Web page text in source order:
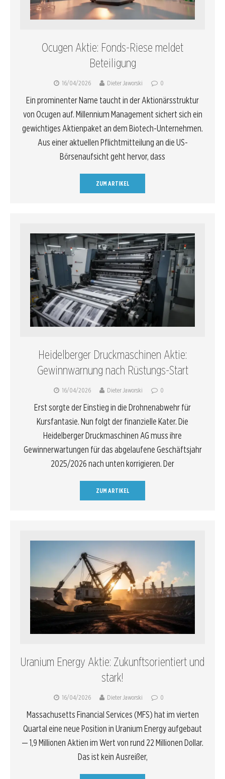
Ocugen Aktie: Fonds-Riese meldet
Beteiligung
16/04/2026 Dieter Jaworski 0
Ein prominenter Name taucht in der Aktionärsstruktur
von Ocugen auf. Millennium Management sichert sich ein
gewichtiges Aktienpaket an dem Biotech-Unternehmen.
Aus einer aktuellen Pflichtmitteilung an die US-
Börsenaufsicht geht hervor, dass
ZUM ARTIKEL
Heidelberger Druckmaschinen Aktie:
Gewinnwarnung nach Rüstungs-Start
16/04/2026 Dieter Jaworski 0
Erst sorgte der Einstieg in die Drohnenabwehr für
Kursfantasie. Nun folgt der finanzielle Kater. Die
Heidelberger Druckmaschinen AG muss ihre
Gewinnerwartungen für das abgelaufene Geschäftsjahr
2025/2026 nach unten korrigieren. Der
ZUM ARTIKEL
Uranium Energy Aktie: Zukunftsorientiert und
stark!
16/04/2026 Dieter Jaworski 0
Massachusetts Financial Services (MFS) hat im vierten
Quartal eine neue Position in Uranium Energy aufgebaut
— 1,9 Millionen Aktien im Wert von rund 22 Millionen Dollar.
Das ist kein Ausreißer,